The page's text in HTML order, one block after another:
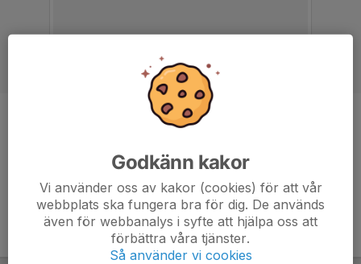
Godkänn kakor
Vi använder oss av kakor (cookies) för att vår
webbplats ska fungera bra för dig. De används
även för webbanalys i syfte att hjälpa oss att
förbättra våra tjänster.
Så använder vi cookies